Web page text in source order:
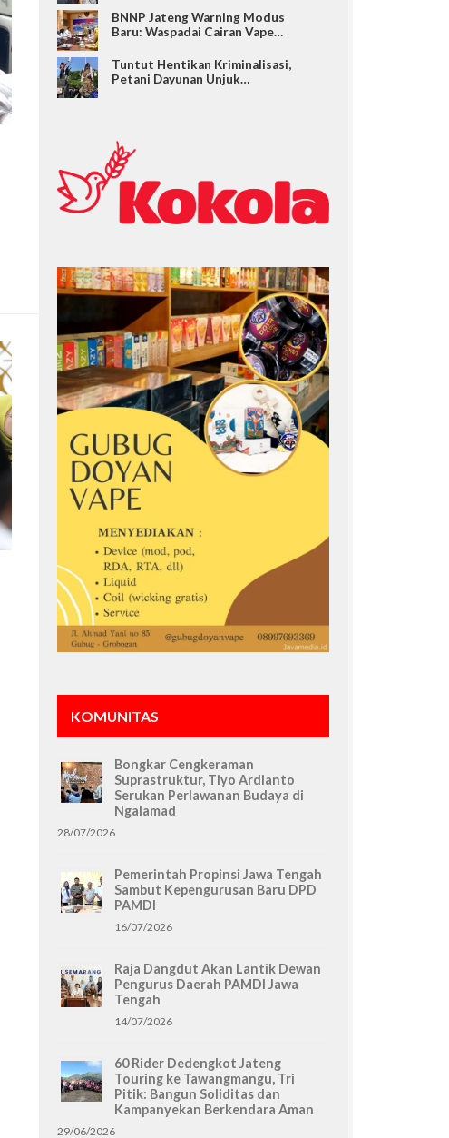
BNNP Jateng Warning Modus
Baru: Waspadai Cairan Vape…
Tuntut Hentikan Kriminalisasi,
Petani Dayunan Unjuk…
KOMUNITAS
Bongkar Cengkeraman
Suprastruktur, Tiyo Ardianto
Serukan Perlawanan Budaya di
Ngalamad
28/07/2026
Pemerintah Propinsi Jawa Tengah
Sambut Kepengurusan Baru DPD
PAMDI
16/07/2026
Raja Dangdut Akan Lantik Dewan
Pengurus Daerah PAMDI Jawa
Tengah
14/07/2026
60 Rider Dedengkot Jateng
Touring ke Tawangmangu, Tri
Pitik: Bangun Soliditas dan
Kampanyekan Berkendara Aman
29/06/2026